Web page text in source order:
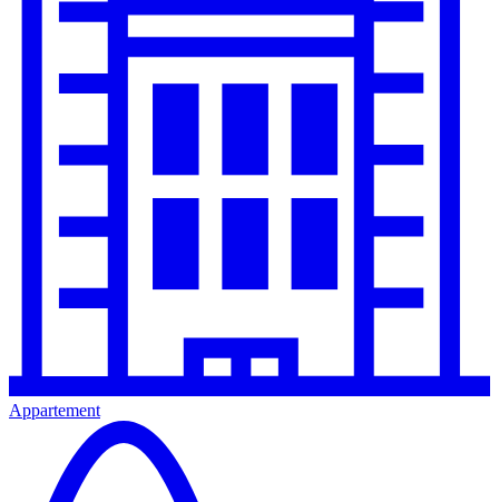
Appartement